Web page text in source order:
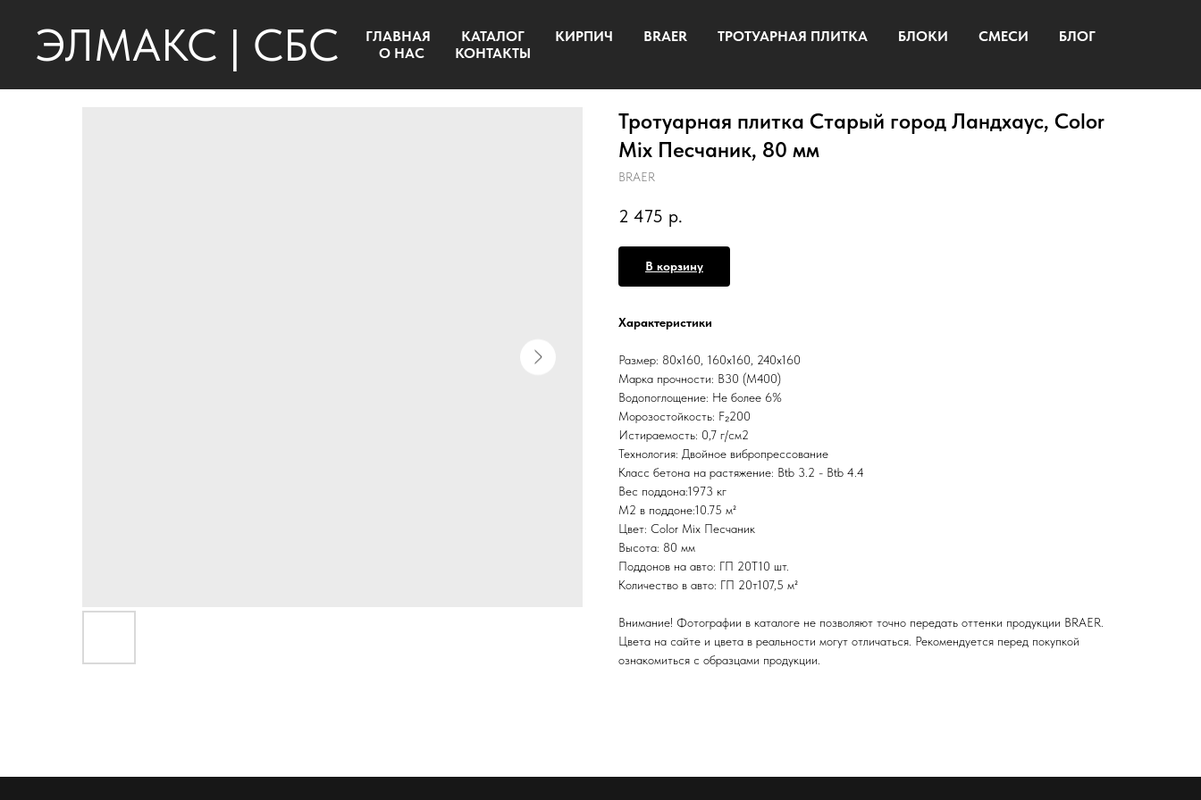
ЭЛМАКС | СБС ГЛАВНАЯ КАТАЛОГ КИРПИЧ BRAER ТРОТУАРНАЯ ПЛИТКА БЛОКИ СМЕСИ
БЛОГ
О НАС
КОНТАКТЫ
Тротуарная плитка Старый город Ландхаус, Color
Mix Песчаник, 80 мм
BRAER
2 475 р.
В корзину
Характеристики
Размер: 80x160, 160x160, 240x160
Марка прочности: В30 (М400)
Водопоглощение: Не более 6%
Морозостойкость: F₂200
Истираемость: 0,7 г/см2
Технология: Двойное вибропрессование
Класс бетона на растяжение: Btb 3.2 - Btb 4.4
Вес поддона:1973 кг
М2 в поддоне:10.75 м²
Цвет: Color Mix Песчаник
Высота: 80 мм
Поддонов на авто: ГП 20Т10 шт.
Количество в авто: ГП 20т107,5 м²
Внимание! Фотографии в каталоге не позволяют точно передать оттенки продукции BRAER.
Цвета на сайте и цвета в реальности могут отличаться. Рекомендуется перед покупкой
ознакомиться с образцами продукции.